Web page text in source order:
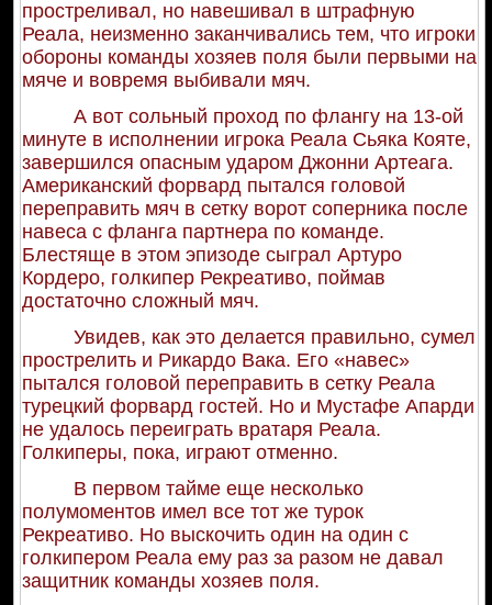
простреливал, но навешивал в штрафную
Реала, неизменно заканчивались тем, что игроки
обороны команды хозяев поля были первыми на
мяче и вовремя выбивали мяч.
А вот сольный проход по флангу на 13-ой
минуте в исполнении игрока Реала Сьяка Кояте,
завершился опасным ударом Джонни Артеага.
Американский форвард пытался головой
переправить мяч в сетку ворот соперника после
навеса с фланга партнера по команде.
Блестяще в этом эпизоде сыграл Артуро
Кордеро, голкипер Рекреативо, поймав
достаточно сложный мяч.
Увидев, как это делается правильно, сумел
прострелить и Рикардо Вака. Его «навес»
пытался головой переправить в сетку Реала
турецкий форвард гостей. Но и Мустафе Апарди
не удалось переиграть вратаря Реала.
Голкиперы, пока, играют отменно.
В первом тайме еще несколько
полумоментов имел все тот же турок
Рекреативо. Но выскочить один на один с
голкипером Реала ему раз за разом не давал
защитник команды хозяев поля.